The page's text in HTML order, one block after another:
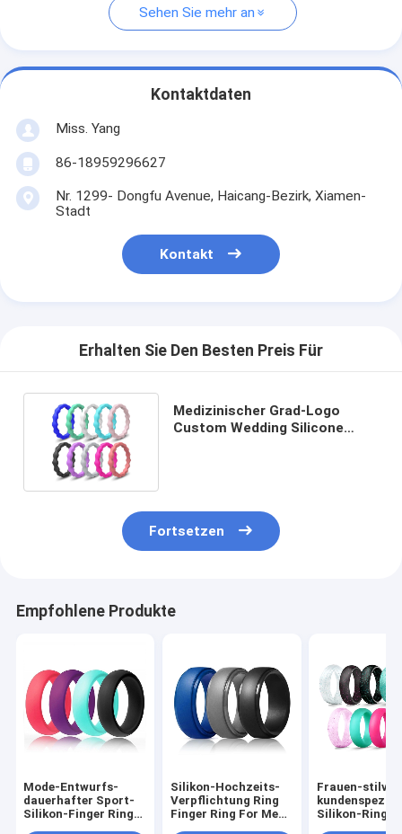
Sehen Sie mehr an
Kontaktdaten
Miss. Yang
86-18959296627
Nr. 1299- Dongfu Avenue, Haicang-Bezirk, Xiamen-
Stadt
Kontakt
Erhalten Sie Den Besten Preis Für
Medizinischer Grad-Logo
Custom Wedding Silicone
Fortsetzen
Empfohlene Produkte
Mode-Entwurfs-
dauerhafter Sport-
Silikon-Finger Ring
Silikon-Hochzeits-
Verpflichtung Ring
Finger Ring For Men
Frauen-
Silikon-Ringe